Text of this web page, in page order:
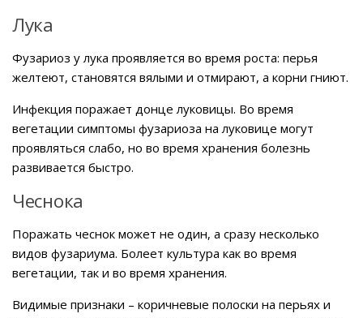
Лука
Фузариоз у лука проявляется во время роста: перья
желтеют, становятся вялыми и отмирают, а корни гниют.
Инфекция поражает донце луковицы. Во время
вегетации симптомы фузариоза на луковице могут
проявляться слабо, но во время хранения болезнь
развивается быстро.
Чеснока
Поражать чеснок может не один, а сразу несколько
видов фузариума. Болеет культура как во время
вегетации, так и во время хранения.
Видимые признаки – коричневые полоски на перьях и